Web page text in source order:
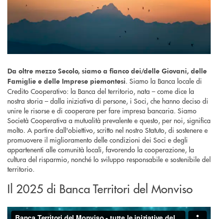
Da oltre mezzo Secolo, siamo a fianco dei/delle Giovani, delle
Famiglie e delle Imprese piemontesi. Siamo la Banca locale di
Credito Cooperativo: la Banca del territorio, nata – come dice la
nostra storia – dalla iniziativa di persone, i Soci, che hanno deciso di
unire le risorse e di cooperare per fare impresa bancaria. Siamo
Società Cooperativa a mutualità prevalente e questo, per noi, significa
molto. A partire dall'obiettivo, scritto nel nostro Statuto, di sostenere e
promuovere il miglioramento delle condizioni dei Soci e degli
appartenenti alle comunità locali, favorendo la cooperazione, la
cultura del risparmio, nonché lo sviluppo responsabile e sostenibile del
territorio.
Il 2025 di Banca Territori del Monviso